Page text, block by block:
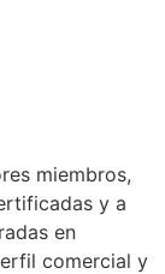
miembros,
y a
en
comercial y